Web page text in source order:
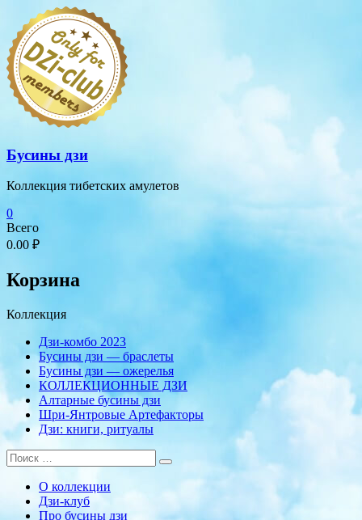
Перейти
содержимому
Бусины дзи
Коллекция тибетских амулетов
0
Всего
0.00 ₽
Корзина
Коллекция
Дзи-комбо 2023
Бусины дзи — браслеты
Бусины дзи — ожерелья
КОЛЛЕКЦИОННЫЕ ДЗИ
Алтарные бусины дзи
Шри-Янтровые Артефакторы
Дзи: книги, ритуалы
О коллекции
Дзи-клуб
Про бусины дзи